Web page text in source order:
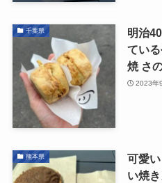
千葉県
明治
ている
焼 さ
2023年
熊本県
可愛
い焼